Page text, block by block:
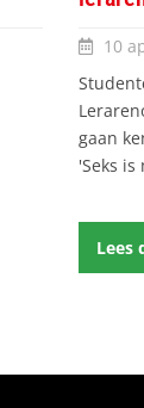
10
gaan
'Seks
Lees